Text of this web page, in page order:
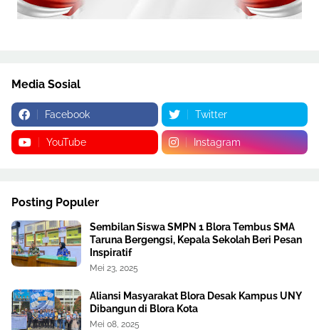
Media Sosial
Facebook Twitter
YouTube Instagram
Posting Populer
Sembilan Siswa SMPN 1 Blora Tembus SMA
Taruna Bergengsi, Kepala Sekolah Beri Pesan
Inspiratif
Mei 23, 2025
Aliansi Masyarakat Blora Desak Kampus UNY
Dibangun di Blora Kota
Mei 08, 2025